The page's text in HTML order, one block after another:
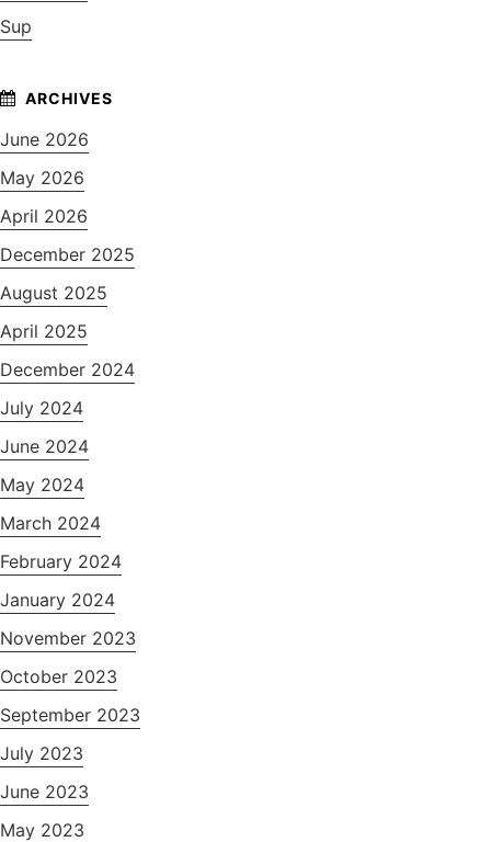
Sup
June 2026
May 2026
April 2026
December 2025
August 2025
April 2025
December 2024
July 2024
June 2024
May 2024
March 2024
February 2024
January 2024
November 2023
October 2023
September 2023
July 2023
June 2023
May 2023